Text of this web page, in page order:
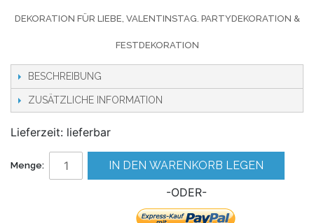
DEKORATION FÜR LIEBE, VALENTINSTAG. PARTYDEKORATION &
FESTDEKORATION
BESCHREIBUNG
ZUSÄTZLICHE INFORMATION
Lieferzeit: lieferbar
Menge: IN DEN WARENKORB LEGEN
-ODER-